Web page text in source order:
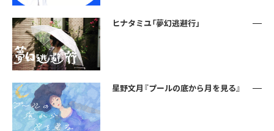
ヒナタミユ「夢幻逃避行」
星野文月『プールの底から月を見る』